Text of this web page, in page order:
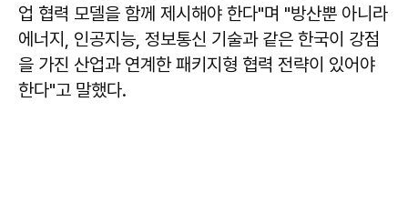
업 협력 모델을 함께 제시해야 한다"며 "방산뿐 아니라
에너지, 인공지능, 정보통신 기술과 같은 한국이 강점
을 가진 산업과 연계한 패키지형 협력 전략이 있어야
한다"고 말했다.